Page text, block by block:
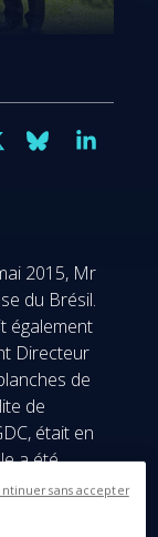
2015, Mr
du Brésil.
également
Directeur
de
de
était en
a été
sans accepter